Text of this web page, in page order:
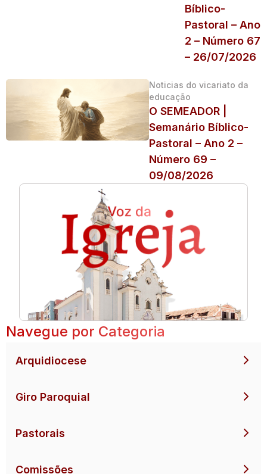
Bíblico-
Pastoral – Ano
2 – Número 67
– 26/07/2026
Noticias do vicariato da
educação
O SEMEADOR |
Semanário Bíblico-
Pastoral – Ano 2 –
Número 69 –
09/08/2026
Navegue por Categoria
Arquidiocese
Giro Paroquial
Pastorais
Comissões